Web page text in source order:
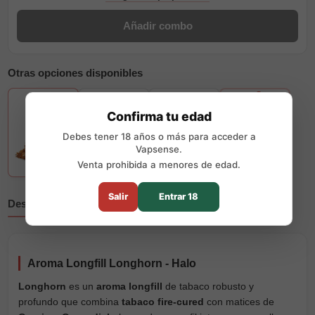
Añadir combo
Otras opciones disponibles
+2
Descripción Reseñas
Aroma Longfill Longhorn - Halo
Longhorn es unaroma longfill de tabaco robusto y
profundo que combinatabaco fire-cured con matices de
Confirma tu edad
Debes tener 18 años o más para acceder a
Vapsense.
Venta prohibida a menores de edad.
Salir Entrar 18